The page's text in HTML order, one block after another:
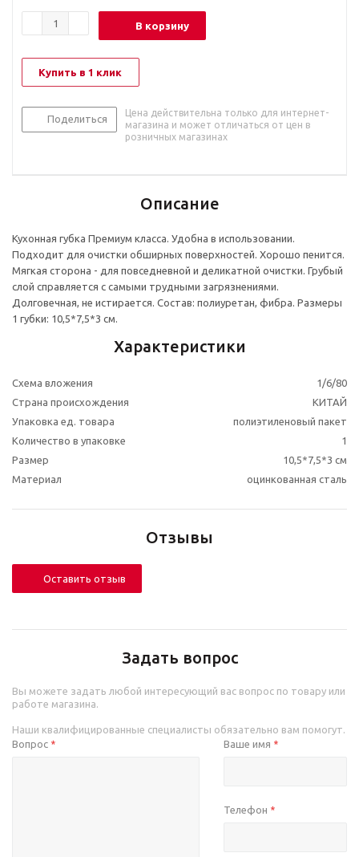
В корзину
Купить в 1 клик
Поделиться
Цена действительна только для интернет-
магазина и может отличаться от цен в
розничных магазинах
Описание
Кухонная губка Премиум класса. Удобна в использовании.
Подходит для очистки обширных поверхностей. Хорошо пенится.
Мягкая сторона - для повседневной и деликатной очистки. Грубый
слой справляется с самыми трудными загрязнениями.
Долговечная, не истирается. Состав: полиуретан, фибра. Размеры
1 губки: 10,5*7,5*3 см.
Характеристики
Схема вложения
1/6/80
Страна происхождения
КИТАЙ
Упаковка ед. товара
полиэтиленовый пакет
Количество в упаковке
1
Размер
10,5*7,5*3 см
Материал
оцинкованная сталь
Отзывы
Оставить отзыв
Задать вопрос
Вы можете задать любой интересующий вас вопрос по товару или
работе магазина.
Наши квалифицированные специалисты обязательно вам помогут.
Вопрос * Ваше имя *
Телефон *